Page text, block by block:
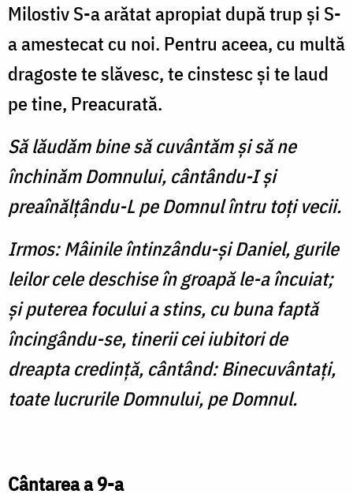
Milostiv S-a arătat apropiat după trup şi S-
a amestecat cu noi. Pentru aceea, cu multă
dragoste te slăvesc, te cinstesc şi te laud
pe tine, Preacurată.
Să lăudăm bine să cuvântăm şi să ne
închinăm Domnului, cântându-I şi
preaînălţându-L pe Domnul întru toţi vecii.
Irmos: Mâinile întinzându-şi Daniel, gurile
leilor cele deschise în groapă le-a încuiat;
şi puterea focului a stins, cu buna faptă
încingându-se, tinerii cei iubitori de
dreapta credinţă, cântând: Binecuvântaţi,
toate lucrurile Domnului, pe Domnul.
Cântarea a 9-a